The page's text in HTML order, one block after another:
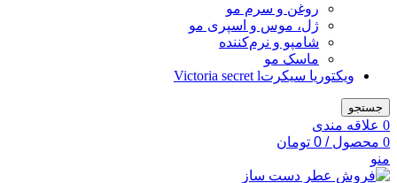
روغن و سرم مو
ژل، موس و اسپری مو
شامپو و نرم‌کننده
ماسک مو
ویکتوریا سیکرتVictoria secret l
جستجو
0 علاقه مندی
0 محصول /
0 تومان
منو